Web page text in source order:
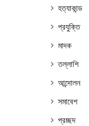
হত্যাকান্ড
প্রযুক্তি
মাদক
তল্লাশি
আন্দোলন
সমাবেশ
প্রচ্ছদ